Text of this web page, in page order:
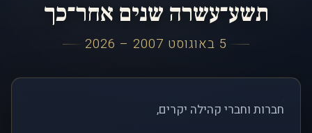
תשע־עשרה שנים אחר־כך
5 באוגוסט 2007 – 2026
חברות וחברי קהילה יקרים,